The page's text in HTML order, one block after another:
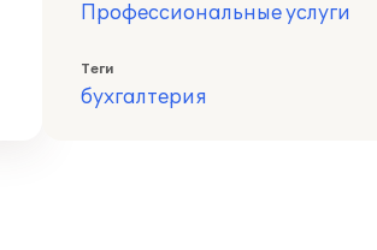
Профессиональные услуги
Теги
бухгалтерия